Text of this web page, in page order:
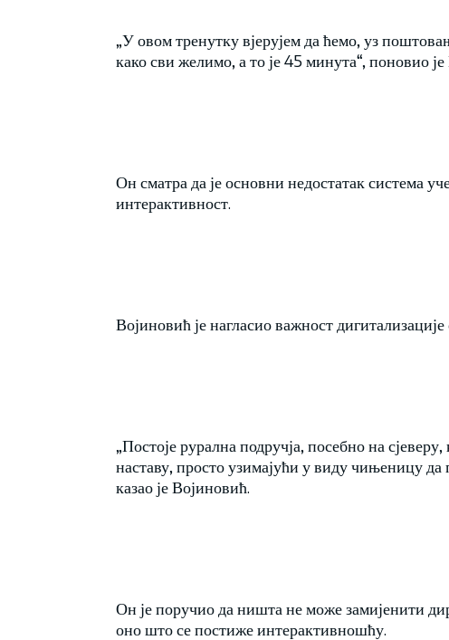
„У овом тренутку вјерујем да ћемо, уз
како сви желимо, а то је 45 минута“, поновио
Он сматра да је основни недостатак система
интерактивност.
Војиновић је нагласио важност
„Постоје рурална подручја, посебно на
наставу, просто узимајући у виду чињеницу да
казао је Војиновић.
Он је поручио да ништа не може замијенити
оно што се постиже интерактивношћу.